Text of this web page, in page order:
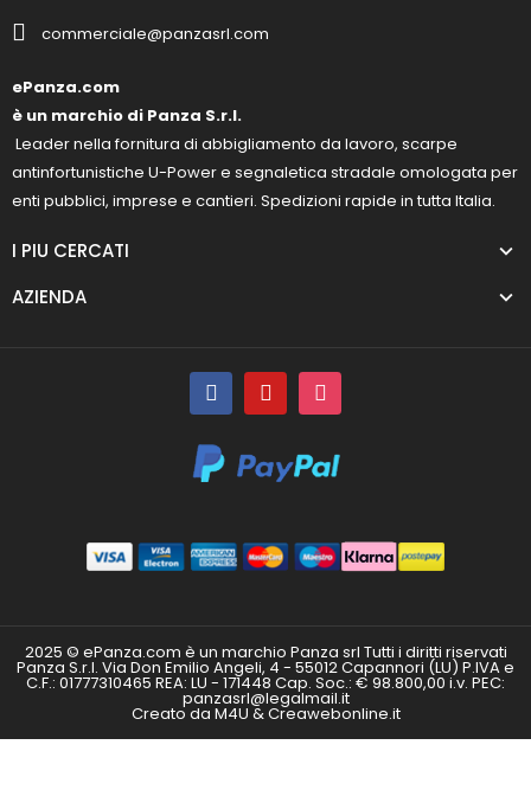
commerciale@panzasrl.com
ePanza.com
è un marchio di Panza S.r.l.
Leader nella fornitura di abbigliamento da lavoro, scarpe
antinfortunistiche U-Power e segnaletica stradale omologata per
enti pubblici, imprese e cantieri. Spedizioni rapide in tutta Italia.
I PIU CERCATI
AZIENDA
2025 © ePanza.com è un marchio Panza srl Tutti i diritti riservati
Panza S.r.l. Via Don Emilio Angeli, 4 - 55012 Capannori (LU) P.IVA e
C.F.: 01777310465 REA: LU - 171448 Cap. Soc.: € 98.800,00 i.v. PEC:
panzasrl@legalmail.it
Creato da M4U & Creawebonline.it